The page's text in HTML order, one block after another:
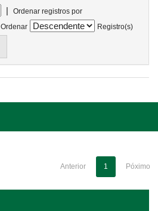
|
Ordenar registros por
Ordenar
Registro(s)
Anterior 1 Póximo